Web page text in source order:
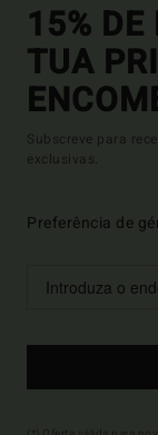
15%
TUA
Subscreve para
exclusivas.
Preferência de